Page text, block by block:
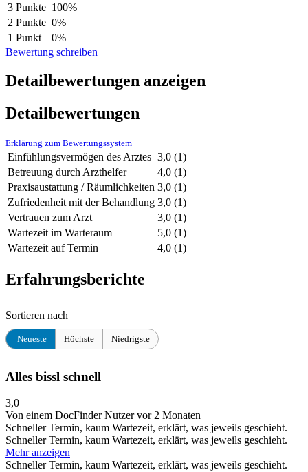
3 Punkte 100%
2 Punkte 0%
1 Punkt
0%
Bewertung schreiben
Detailbewertungen anzeigen
Detailbewertungen
Erklärung zum Bewertungssystem
Einfühlungsvermögen des Arztes 3,0 (1)
Betreuung durch Arzthelfer
4,0 (1)
Praxisaustattung / Räumlichkeiten 3,0 (1)
Zufriedenheit mit der Behandlung 3,0 (1)
Vertrauen zum Arzt
3,0 (1)
Wartezeit im Warteraum
5,0 (1)
Wartezeit auf Termin
4,0 (1)
Erfahrungsberichte
Sortieren nach
Neueste Höchste Niedrigste
Alles bissl schnell
3,0
Von einem DocFinder Nutzervor 2 Monaten
Schneller Termin, kaum Wartezeit, erklärt, was jeweils geschieht.
Schneller Termin, kaum Wartezeit, erklärt, was jeweils geschieht.
Mehr anzeigen
Schneller Termin, kaum Wartezeit, erklärt, was jeweils geschieht.